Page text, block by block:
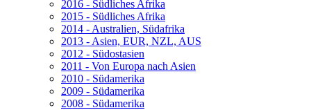
2016 - Südliches Afrika
2015 - Südliches Afrika
2014 - Australien, Südafrika
2013 - Asien, EUR, NZL, AUS
2012 - Südostasien
2011 - Von Europa nach Asien
2010 - Südamerika
2009 - Südamerika
2008 - Südamerika